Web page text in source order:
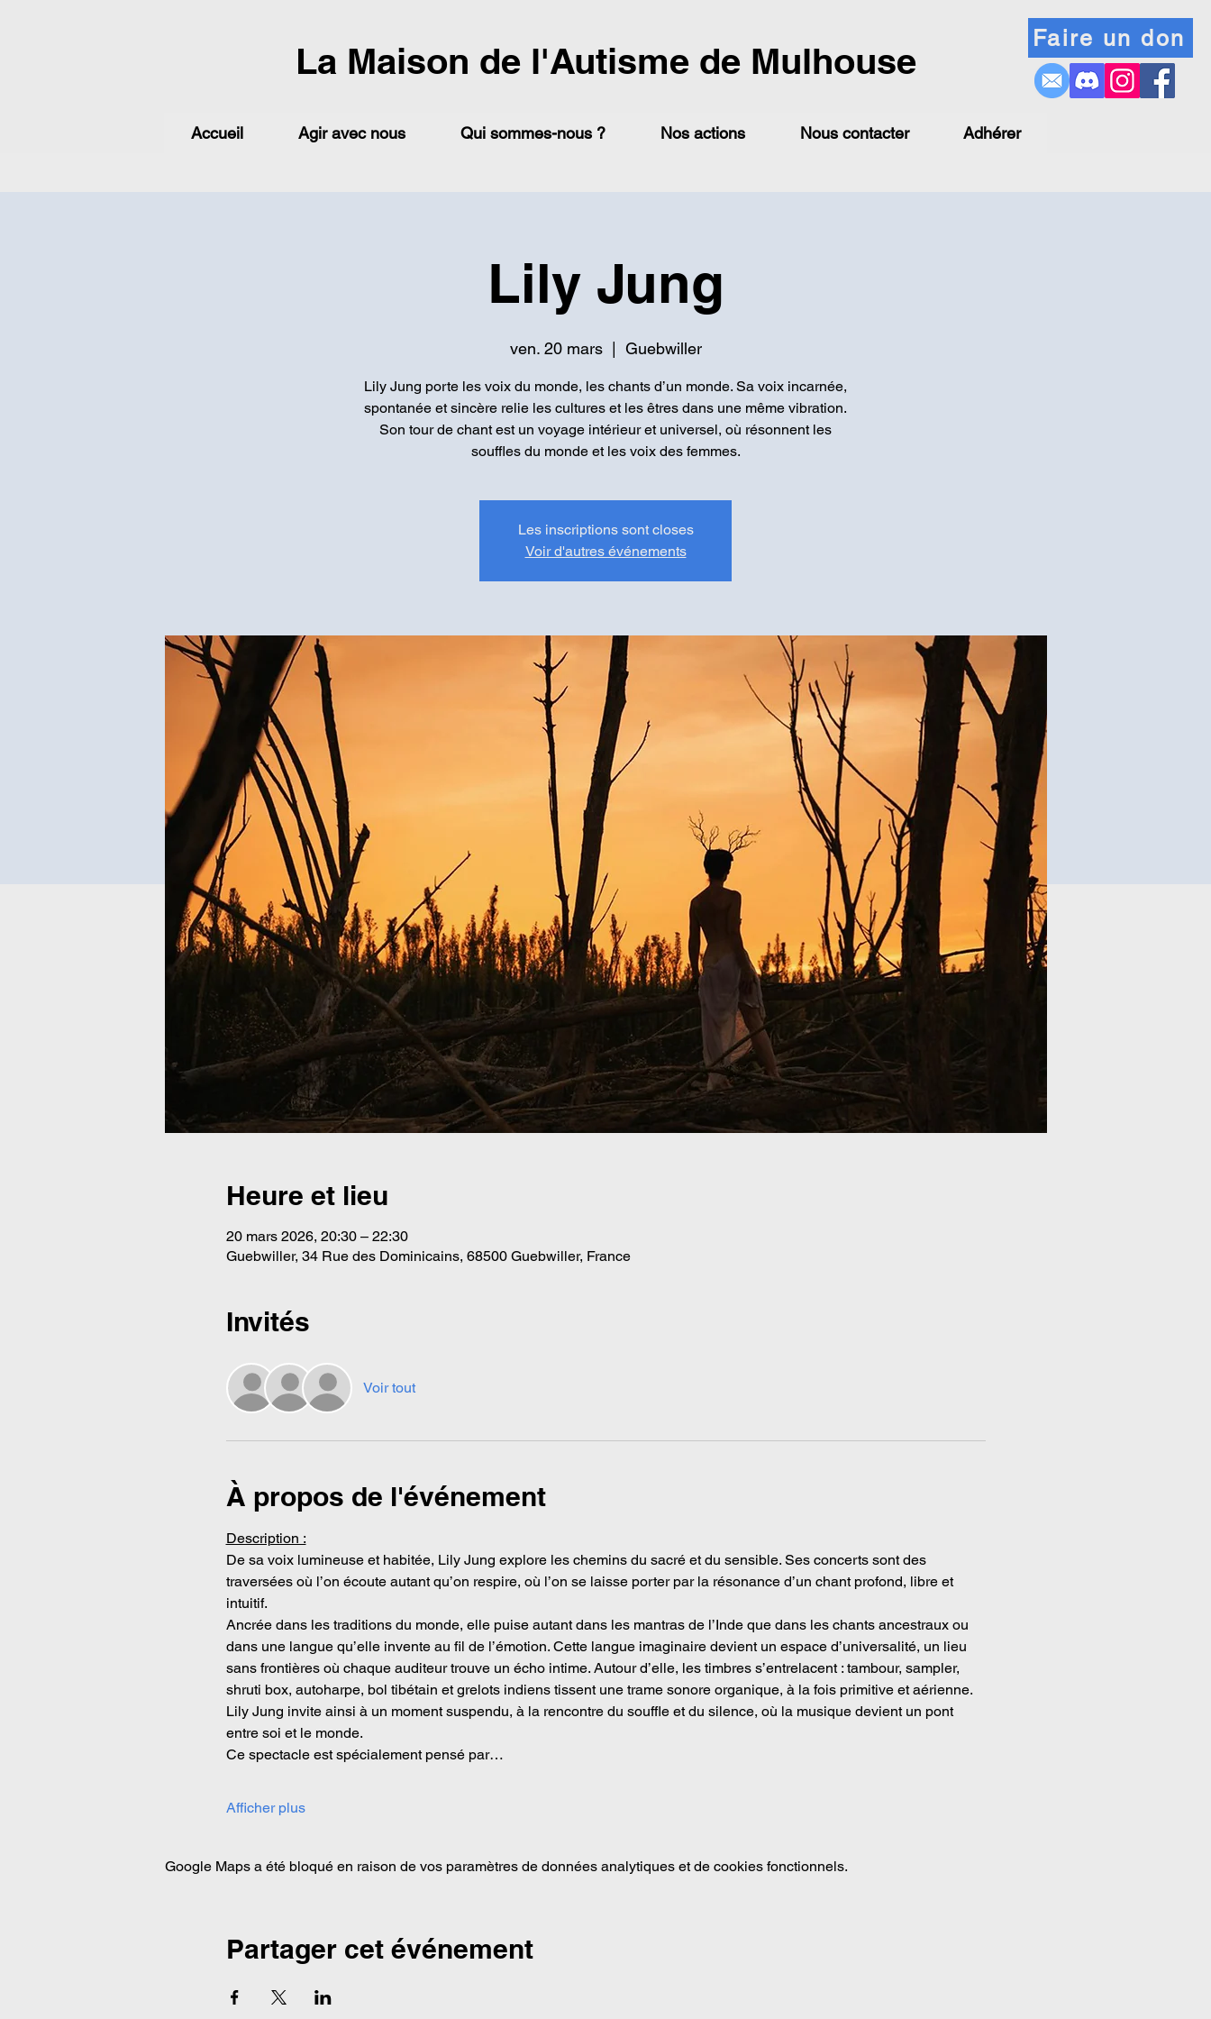
La Maison de l'Autisme de Mulhouse
Accueil Agir avec nous Qui sommes-nous ? Nos actions Nous contacter Adhérer
Faire un don
Lily Jung
ven. 20 mars
  |
Guebwiller
Lily Jung porte les voix du monde, les chants d’un monde. Sa voix incarnée,
spontanée et sincère relie les cultures et les êtres dans une même vibration.
Son tour de chant est un voyage intérieur et universel, où résonnent les
souffles du monde et les voix des femmes.
Les inscriptions sont closes
Voir d'autres événements
Heure et lieu
20 mars 2026, 20:30 – 22:30
Guebwiller, 34 Rue des Dominicains, 68500 Guebwiller, France
Invités
Voir tout
À propos de l'événement
Description :
De sa voix lumineuse et habitée, Lily Jung explore les chemins du sacré et du sensible. Ses concerts sont des
traversées où l’on écoute autant qu’on respire, où l’on se laisse porter par la résonance d’un chant profond, libre et
intuitif.
Ancrée dans les traditions du monde, elle puise autant dans les mantras de l’Inde que dans les chants ancestraux ou
dans une langue qu’elle invente au fil de l’émotion. Cette langue imaginaire devient un espace d’universalité, un lieu
sans frontières où chaque auditeur trouve un écho intime. Autour d’elle, les timbres s’entrelacent : tambour, sampler,
shruti box, autoharpe, bol tibétain et grelots indiens tissent une trame sonore organique, à la fois primitive et aérienne.
Lily Jung invite ainsi à un moment suspendu, à la rencontre du souffle et du silence, où la musique devient un pont
entre soi et le monde.
Ce spectacle est spécialement pensé par…
Afficher plus
Google Maps a été bloqué en raison de vos paramètres de données analytiques et de cookies fonctionnels.
Partager cet événement